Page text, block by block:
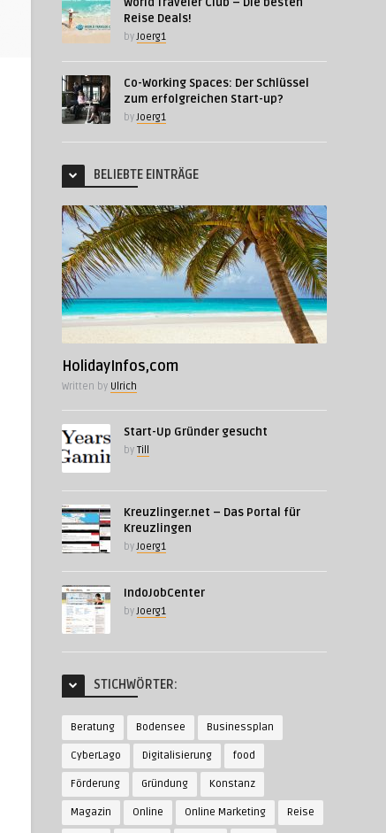
Reise Deals!
byJoerg1
Co-Working Spaces: Der Schlüssel
zum erfolgreichen Start-up?
byJoerg1
BELIEBTE EINTRÄGE
HolidayInfos,com
Written by Ulrich
Start-Up Gründer gesucht
by Till
Kreuzlinger.net – Das Portal für
Kreuzlingen
byJoerg1
IndoJobCenter
byJoerg1
STICHWÖRTER:
Beratung Bodensee Businessplan
CyberLago Digitalisierung food
Förderung Gründung Konstanz
Magazin Online Online Marketing Reise